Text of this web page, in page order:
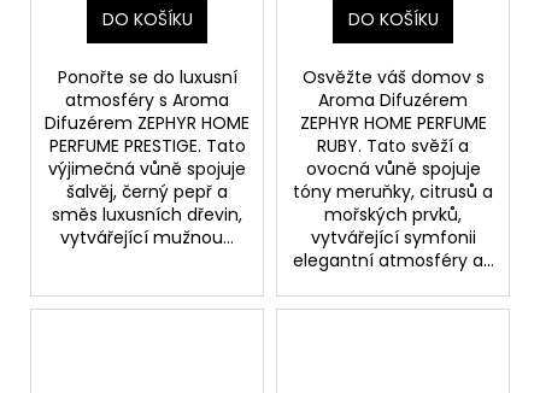
DO KOŠÍKU
Ponořte se do luxusní
atmosféry s Aroma
Difuzérem ZEPHYR HOME
PERFUME PRESTIGE. Tato
výjimečná vůně spojuje
šalvěj, černý pepř a
směs luxusních dřevin,
vytvářející mužnou...
DO KOŠÍKU
Osvěžte váš domov s
Aroma Difuzérem
ZEPHYR HOME PERFUME
RUBY. Tato svěží a
ovocná vůně spojuje
tóny meruňky, citrusů a
mořských prvků,
vytvářející symfonii
elegantní atmosféry a...